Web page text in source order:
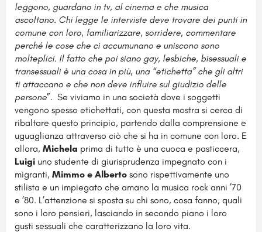
leggono, guardano in tv, al cinema e che musica
ascoltano. Chi legge le interviste deve trovare dei punti in
comune con loro, familiarizzare, sorridere, commentare
perché le cose che ci accumunano e uniscono sono
molteplici. Il fatto che poi siano gay, lesbiche, bisessuali e
transessuali è una cosa in più, una “etichetta” che gli altri
ti attaccano e che non deve influire sul giudizio delle
persone”. Se viviamo in una società dove i soggetti
vengono spesso etichettati, con questa mostra si cerca di
ribaltare questo principio, partendo dalla comprensione e
uguaglianza attraverso ciò che si ha in comune con loro. E
allora, Michela prima di tutto è una cuoca e pasticcera,
Luigi uno studente di giurisprudenza impegnato con i
migranti, Mimmo e Alberto sono rispettivamente uno
stilista e un impiegato che amano la musica rock anni ’70
e ’80. L’attenzione si sposta su chi sono, cosa fanno, quali
sono i loro pensieri, lasciando in secondo piano i loro
gusti sessuali che caratterizzano la loro vita.